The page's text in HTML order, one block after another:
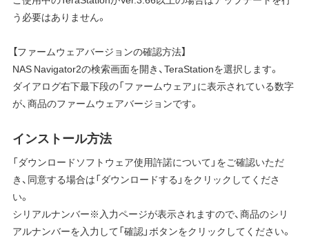
う必要はありません。
【ファームウェアバージョンの確認方法】
NAS Navigator2の検索画面を開き、TeraStationを選択します。
ダイアログ右下最下段の「ファームウェア」に表示されている数字
が、商品のファームウェアバージョンです。
インストール方法
「ダウンロードソフトウェア使用許諾について」をご確認いただ
き、同意する場合は「ダウンロードする」をクリックしてくださ
い。
シリアルナンバー※入力ページが表示されますので、商品のシリ
アルナンバーを入力して「確認」ボタンをクリックしてください。